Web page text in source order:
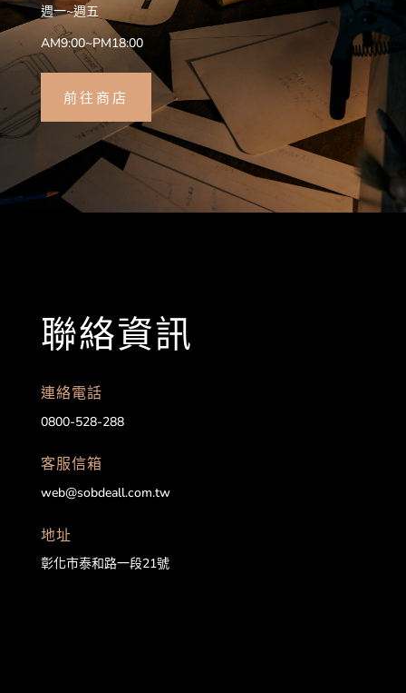
週一~週五
AM9:00~PM18:00
前往商店
聯絡資訊
連絡電話
0800-528-288
客服信箱
web@sobdeall.com.tw
地址
彰化市泰和路一段21號